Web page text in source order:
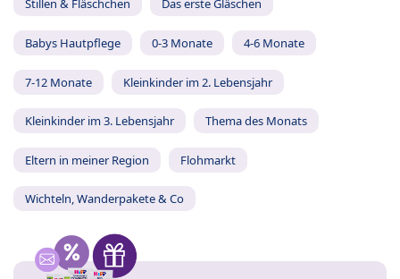
Stillen & Fläschchen Das erste Gläschen
Babys Hautpflege 0-3 Monate 4-6 Monate
7-12 Monate Kleinkinder im 2. Lebensjahr
Kleinkinder im 3. Lebensjahr Thema des Monats
Eltern in meiner Region Flohmarkt
Wichteln, Wanderpakete & Co